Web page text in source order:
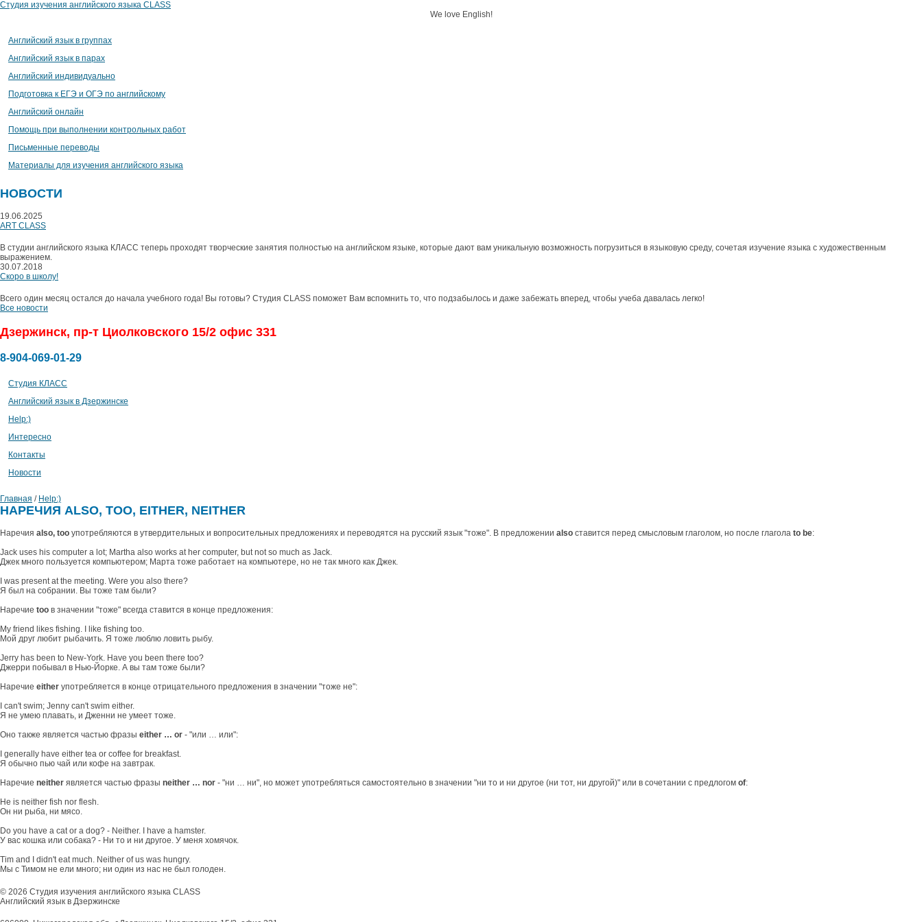
Студия изучения английского языка CLASS
We love English!
Английский язык в группах
Английский язык в парах
Английский индивидуально
Подготовка к ЕГЭ и ОГЭ по английскому
Английский онлайн
Помощь при выполнении контрольных работ
Письменные переводы
Материалы для изучения английского языка
НОВОСТИ
19.06.2025
ART CLASS
В студии английского языка КЛАСС теперь проходят творческие занятия полностью на английском языке, которые дают вам уникальную возможность погрузиться в языковую среду, сочетая изучение языка с художественным
выражением.
30.07.2018
Скоро в школу!
Всего один месяц остался до начала учебного года! Вы готовы? Студия CLASS поможет Вам вспомнить то, что подзабылось и даже забежать вперед, чтобы учеба давалась легко!
Все новости
Дзержинск, пр-т Циолковского 15/2 офис 331
8-904-069-01-29
Студия КЛАСС
Английский язык в Дзержинске
Help:)
Интересно
Контакты
Новоcти
Главная / Help:)
НАРЕЧИЯ ALSO, TOO, EITHER, NEITHER
Наречия also, too употребляются в утвердительных и вопросительных предложениях и переводятся на русский язык "тоже". В предложении а lso ставится перед смысловым глаголом, но после глагола to be:
Jack uses his computer a lot; Martha also works at her computer, but not so much as Jack.
Джек много пользуется компьютером; Марта тоже работает на компьютере, но не так много как Джек.
I was present at the meeting. Were you also there?
Я был на собрании. Вы тоже там были?
Наречие too в значении "тоже" всегда ставится в конце предложения:
My friend likes fishing. I like fishing too.
Мой друг любит рыбачить. Я тоже люблю ловить рыбу.
Jerry has been to New-York. Have you been there too?
Джерри побывал в Нью-Йорке. А вы там тоже были?
Наречие either употребляется в конце отрицательного предложения в значении "тоже не":
I can't swim; Jenny can't swim either.
Я не умею плавать, и Дженни не умеет тоже.
Оно также является частью фразы either … or - "или … или":
I generally have either tea or coffee for breakfast.
Я обычно пью чай или кофе на завтрак.
Наречие neither является частью фразы neither … nor - "ни … ни", но может употребляться самостоятельно в значении "ни то и ни другое (ни тот, ни другой)" или в сочетании с предлогом of:
He is neither fish nor flesh.
Он ни рыба, ни мясо.
Do you have a cat or a dog? - Neither. I have a hamster.
У вас кошка или собака? - Ни то и ни другое. У меня хомячок.
Tim and I didn't eat much. Neither of us was hungry.
Мы с Тимом не ели много; ни один из нас не был голоден.
© 2026 Студия изучения английского языка CLASS
Английский язык в Дзержинске